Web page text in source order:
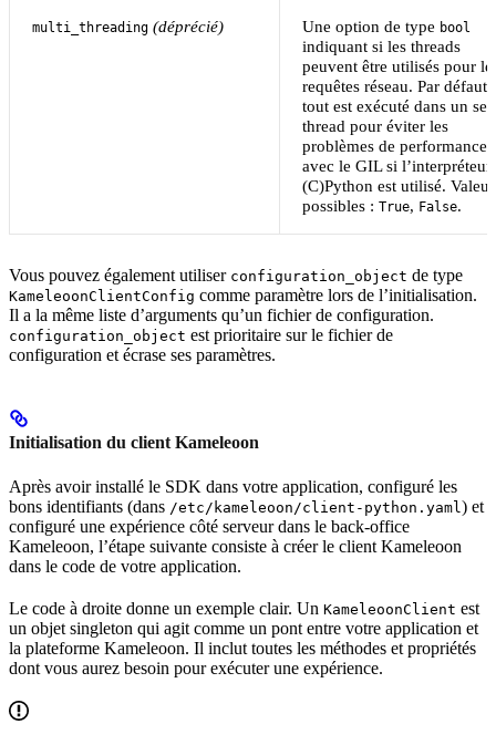
multi_threading (déprécié) Une option de type bool
indiquant si les threads
peuvent être utilisés pour
requêtes réseau. Par défaut,
tout est exécuté dans un
thread pour éviter les
problèmes de performance
avec le GIL si l’interpréteur
(C)Python est utilisé.
possibles : True, False.
Vous pouvez également utiliser configuration_object de type
KameleoonClientConfig comme paramètre lors de l’initialisation.
Il a la même liste d’arguments qu’un fichier de configuration.
configuration_object est prioritaire sur le fichier de
configuration et écrase ses paramètres.
Initialisation du client Kameleoon
Après avoir installé le SDK dans votre application, configuré les
bons identifiants (dans /etc/kameleoon/client-python.yaml ) et
configuré une expérience côté serveur dans le back-office
Kameleoon, l’étape suivante consiste à créer le client Kameleoon
dans le code de votre application.
Le code à droite donne un exemple clair. Un KameleoonClient est
un objet singleton qui agit comme un pont entre votre application et
la plateforme Kameleoon. Il inclut toutes les méthodes et propriétés
dont vous aurez besoin pour exécuter une expérience.